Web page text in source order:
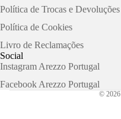
Política de Trocas e Devoluções
Política de Cookies
Livro de Reclamações
Social
Instagram Arezzo Portugal
Facebook Arezzo Portugal
© 2026